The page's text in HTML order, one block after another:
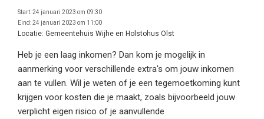
Start:24 januari 2023 om 09:30
Eind:24 januari 2023 om 11:00
Locatie: Gemeentehuis Wijhe en Holstohus Olst
Heb je een laag inkomen? Dan kom je mogelijk in
aanmerking voor verschillende extra's om jouw inkomen
aan te vullen. Wil je weten of je een tegemoetkoming kunt
krijgen voor kosten die je maakt, zoals bijvoorbeeld jouw
verplicht eigen risico of je aanvullende